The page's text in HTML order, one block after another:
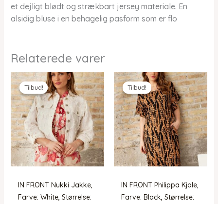
et dejligt blødt og strækbart jersey materiale. En
alsidig bluse i en behagelig pasform som er flo
Relaterede varer
Tilbud!
Tilbud!
IN FRONT Nukki Jakke,
Farve: White, Størrelse:
Tilbud!
Tilbud!
IN FRONT Philippa Kjole,
Farve: Black, Størrelse: